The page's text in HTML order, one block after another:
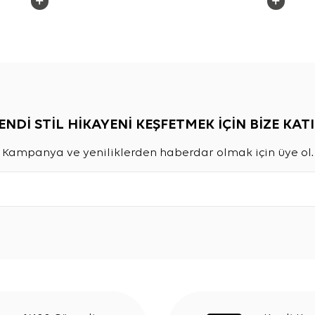
STİL HİKAYENİ KEŞFETMEK İÇİN BİZE
Kampanya ve yeniliklerden haberdar olmak için üye ol.